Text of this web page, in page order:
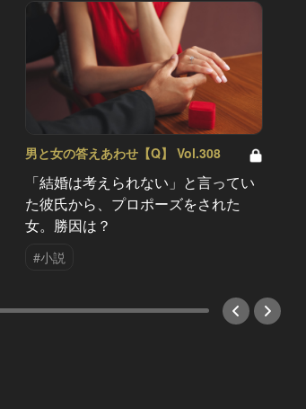
男と女の答えあわせ【Q】 Vol.308
「結婚は考えられない」と言ってい
た彼氏から、プロポーズをされた
女。勝因は？
#小説